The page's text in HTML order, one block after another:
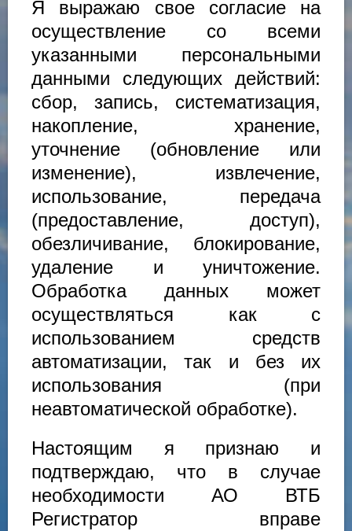
Я выражаю свое согласие на
осуществление со всеми
указанными персональными
данными следующих действий:
сбор, запись, систематизация,
накопление, хранение,
уточнение (обновление или
изменение), извлечение,
использование, передача
(предоставление, доступ),
обезличивание, блокирование,
удаление и уничтожение.
Обработка данных может
осуществляться как с
использованием средств
автоматизации, так и без их
использования (при
неавтоматической обработке).
Настоящим я признаю и
подтверждаю, что в случае
необходимости АО ВТБ
Регистратор вправе